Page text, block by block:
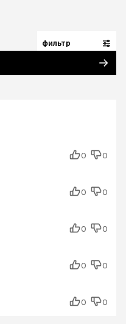
фильтр
0
0
0
0
0
0
0
0
0
0